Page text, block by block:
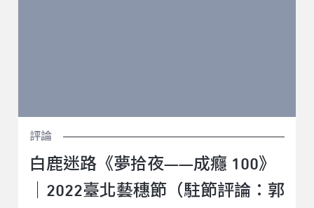
評論
白鹿迷路《夢拾夜——成癮 100》
｜2022臺北藝穗節（駐節評論：郭